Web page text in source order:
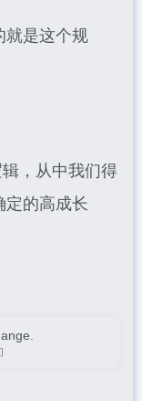
就是这个规
，从中我们得
定的高成长